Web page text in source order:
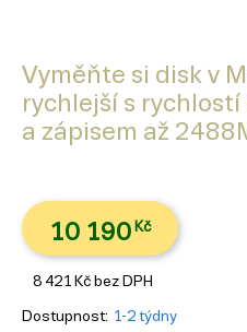
Vyměňte si disk v
rychlejší s
a zápisem až
10 190 Kč
8 421 Kč bez DPH
Dostupnost 1-2 týdny